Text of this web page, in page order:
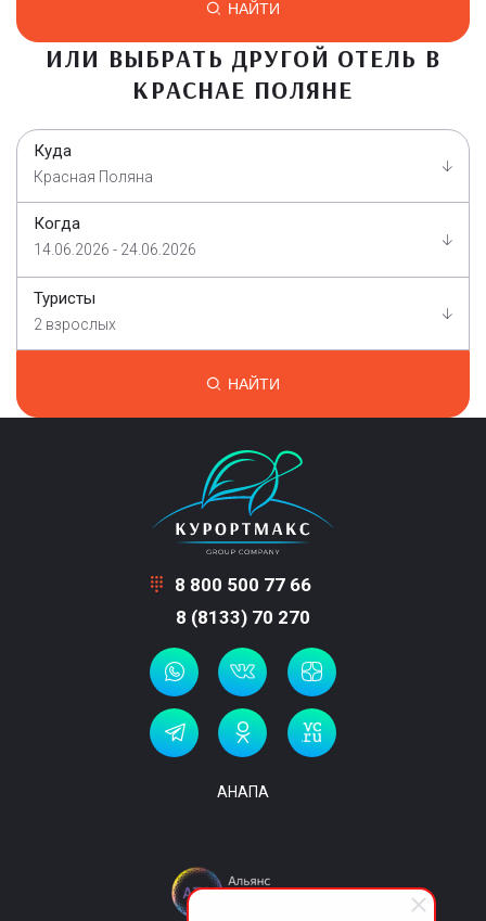
НАЙТИ
ИЛИ ВЫБРАТЬ ДРУГОЙ ОТЕЛЬ В
КРАСНАЕ ПОЛЯНЕ
Куда
Красная Поляна
Когда
14.06.2026 - 24.06.2026
Туристы
2 взрослых
НАЙТИ
8 800 500 77 66
8 (8133) 70 270
АНАПА